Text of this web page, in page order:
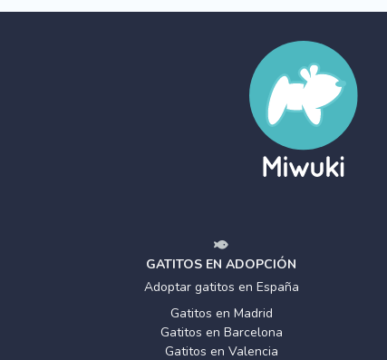
GATITOS EN ADOPCIÓN
Adoptar gatitos en España
Gatitos en Madrid
Gatitos en Barcelona
Gatitos en Valencia